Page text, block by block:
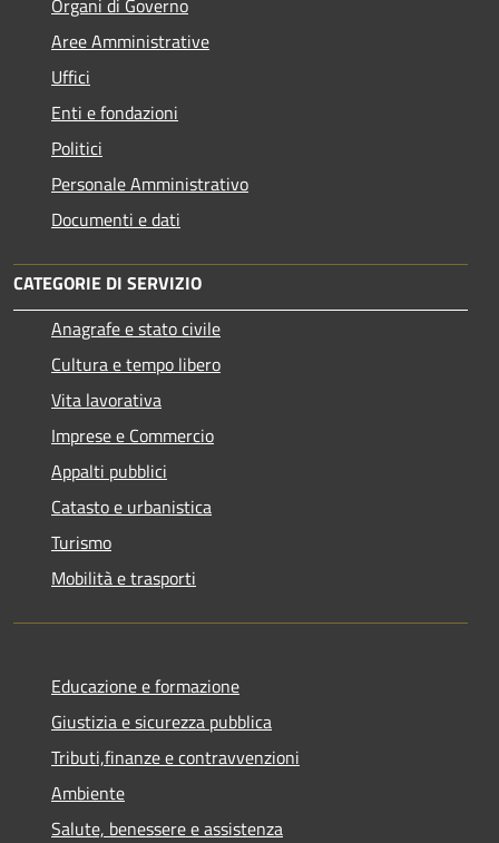
Organi di Governo
Aree Amministrative
Uffici
Enti e fondazioni
Politici
Personale Amministrativo
Documenti e dati
CATEGORIE DI SERVIZIO
Anagrafe e stato civile
Cultura e tempo libero
Vita lavorativa
Imprese e Commercio
Appalti pubblici
Catasto e urbanistica
Turismo
Mobilità e trasporti
Educazione e formazione
Giustizia e sicurezza pubblica
Tributi,finanze e contravvenzioni
Ambiente
Salute, benessere e assistenza